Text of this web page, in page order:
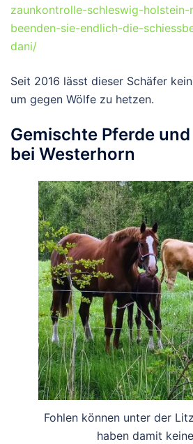
zaunkontrolle-schleswig-
beenden-sie-endlich-die-
dani/
Seit 2016 lässt dieser Schäfer
um gegen Wölfe zu hetzen.
Gemischte Pferde
bei Westerhorn
Fohlen können unter der
haben damit